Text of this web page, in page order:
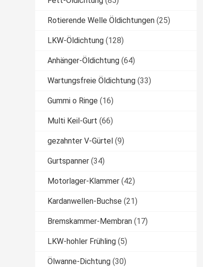
Rotierende Welle Öldichtungen (25)
LKW-Öldichtung (128)
Anhänger-Öldichtung (64)
Wartungsfreie Öldichtung (33)
Gummi o Ringe (16)
Multi Keil-Gurt (66)
gezahnter V-Gürtel (9)
Gurtspanner (34)
Motorlager-Klammer (42)
Kardanwellen-Buchse (21)
Bremskammer-Membran (17)
LKW-hohler Frühling (5)
Ölwanne-Dichtung (30)